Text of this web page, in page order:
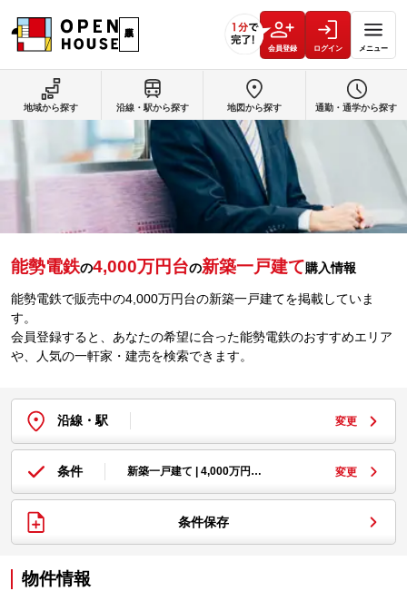
会員登録 ログイン メニュー
能勢電鉄の4,000万円台の新築一戸建て購入情報
能勢電鉄で販売中の4,000万円台の新築一戸建てを掲載していま
す。
会員登録すると、あなたの希望に合った能勢電鉄のおすすめエリア
や、人気の一軒家・建売を検索できます。
沿線・駅 変更
条件 新築一戸建て | 4,000万円… 変更
条件保存
物件情報
地域から探す 沿線・駅から探す 地図から探す 通勤・通学から探す